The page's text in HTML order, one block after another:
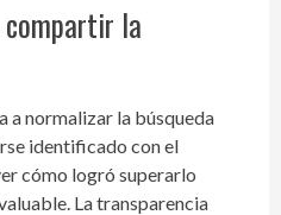
la
a normalizar la búsqueda
identificado con el
cómo logró superarlo
La transparencia